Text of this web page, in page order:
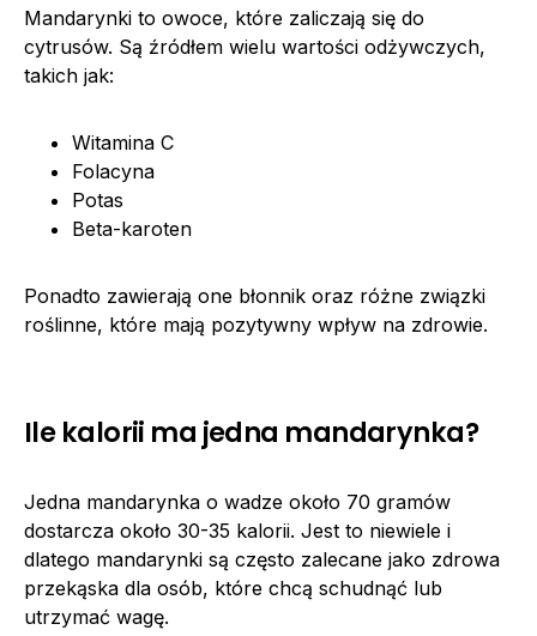
Mandarynki to owoce, które zaliczają się do
cytrusów. Są źródłem wielu wartości odżywczych,
takich jak:
Witamina C
Folacyna
Potas
Beta-karoten
Ponadto zawierają one błonnik oraz różne związki
roślinne, które mają pozytywny wpływ na zdrowie.
Ile kalorii ma jedna mandarynka?
Jedna mandarynka o wadze około 70 gramów
dostarcza około 30-35 kalorii. Jest to niewiele i
dlatego mandarynki są często zalecane jako zdrowa
przekąska dla osób, które chcą schudnąć lub
utrzymać wagę.